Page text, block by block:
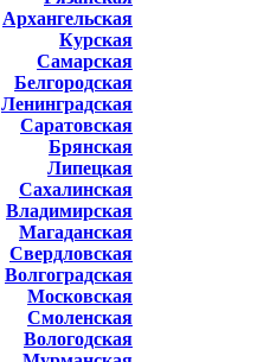
Архангельская
Курская
Самарская
Белгородская
Ленинградская
Саратовская
Брянская
Липецкая
Сахалинская
Владимирская
Магаданская
Свердловская
Волгоградская
Московская
Смоленская
Вологодская